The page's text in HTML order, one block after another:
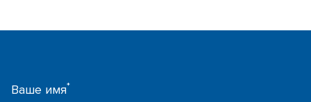
Ваше имя*